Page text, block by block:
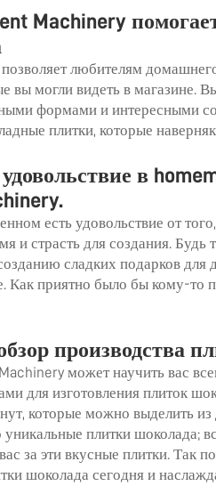
Machinery
любителям
вы могли видеть в магазине.
формами и интересными
плитки, которые
в
есть удовольствие от
и страсть для создания.
сладких подарков для
Как приятно было бы кому-то
производства
может научить вас
для изготовления плиток
которые можно выделить
уникальные плитки шоколада;
за эти вкусные плитки. Так
шоколада сегодня и